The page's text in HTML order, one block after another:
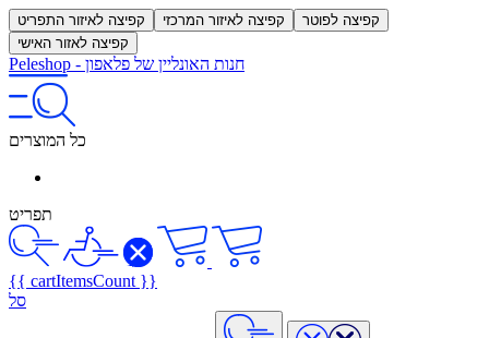
קפיצה לאיזור התפריט קפיצה לאיזור המרכזי
קפיצה לפוטר
קפיצה לאזור האישי
Peleshop - חנות האונליין של פלאפון
כל המוצרים
תפריט
{{ cartItemsCount }}
סל